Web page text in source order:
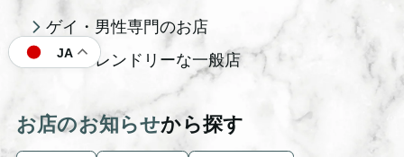
ゲイ・男性専門のお店
ゲイフレンドリーな一般店
お店のお知らせから探す
JA